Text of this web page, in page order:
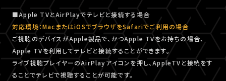
■Apple TVとAirPlayでテレビと接続する場合
対応環境：MacまたはiOSでブラウザをSafariでご利用の場合
ご視聴のデバイスがApple製品で、かつApple TVをお持ちの場合、
Apple TVを利用してテレビと接続することができます。
ライブ視聴プレイヤーのAirPlayアイコンを押し、AppleTVと接続をす
ることでテレビで視聴することが可能です。